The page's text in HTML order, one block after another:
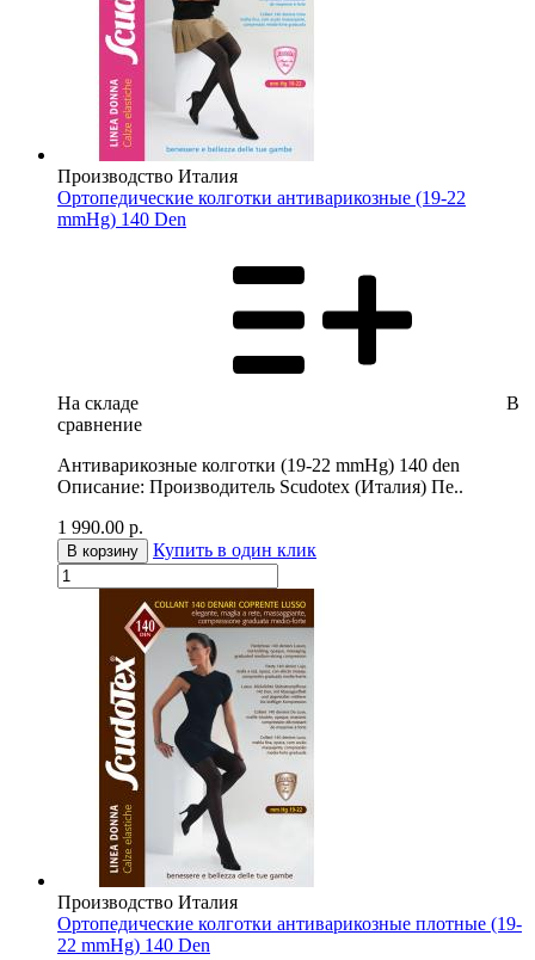
Производство Италия
Ортопедические колготки антиварикозные (19-22
mmHg) 140 Den
На складе
В
сравнение
Антиварикозные колготки (19-22 mmHg) 140 den
Описание: Производитель Scudotex (Италия) Пе..
1 990.00 р.
В корзину Купить в один клик
Производство Италия
Ортопедические колготки антиварикозные плотные (19-
22 mmHg) 140 Den